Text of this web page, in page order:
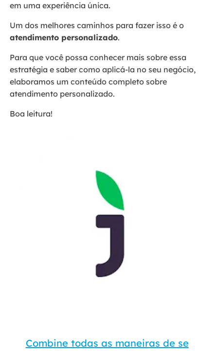
em uma experiência única.
Um dos melhores caminhos para fazer isso é o
atendimento personalizado.
Para que você possa conhecer mais sobre essa
estratégia e saber como aplicá-la no seu negócio,
elaboramos um conteúdo completo sobre
atendimento personalizado.
Boa leitura!
Combine todas as maneiras de se